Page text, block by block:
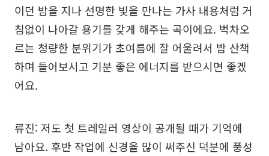
이던 밤을 지나 선명한 빛을 만나는 가사 내용처럼 거
침없이 나아갈 용기를 갖게 해주는 곡이에요. 벅차오
르는 청량한 분위기가 초여름에 잘 어울려서 밤 산책
하며 들어보시고 기분 좋은 에너지를 받으시면 좋겠
어요.
류진: 저도 첫 트레일러 영상이 공개될 때가 기억에
남아요. 후반 작업에 신경을 많이 써주신 덕분에 풍성